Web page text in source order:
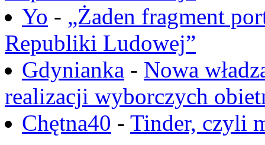
Yo - „Żaden fragment
Republiki Ludowej”
Gdynianka - Nowa
realizacji wyborczych
Chętna40 - Tinder, czyli